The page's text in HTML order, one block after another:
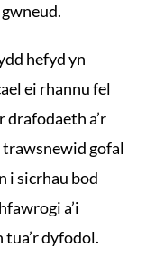
hefyd yn
ei rhannu fel
drafodaeth a’r
trawsnewid gofal
i sicrhau bod
a’i
dyfodol.